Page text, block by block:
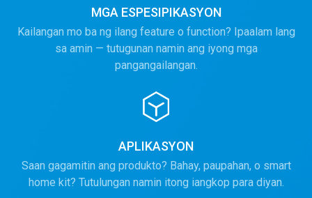
MGA ESPESIPIKASYON
Kailangan mo ba ng ilang feature o function? Ipaalam lang
sa amin — tutugunan namin ang iyong mga
pangangailangan.
APLIKASYON
Saan gagamitin ang produkto? Bahay, paupahan, o smart
home kit? Tutulungan namin itong iangkop para diyan.